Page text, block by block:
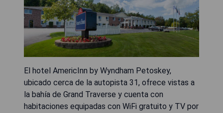
El hotel AmericInn by Wyndham Petoskey,
ubicado cerca de la autopista 31, ofrece vistas a
la bahía de Grand Traverse y cuenta con
habitaciones equipadas con WiFi gratuito y TV por